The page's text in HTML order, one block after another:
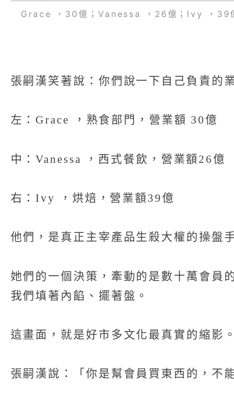
Grace ，30億；Vanessa ，26億；Ivy ，39
張嗣漢笑著說：你們說一下自己負責的
左：Grace ，熟食部門，營業額 30億
中：Vanessa ，西式餐飲，營業額26億
右：Ivy ，烘焙，營業額39億
他們，是真正主宰產品生殺大權的操盤手
她們的一個決策，牽動的是數十萬會員
我們填著內餡、擺著盤。
這畫面，就是好市多文化最真實的縮影。
張嗣漢說：「你是幫會員買東西的，不